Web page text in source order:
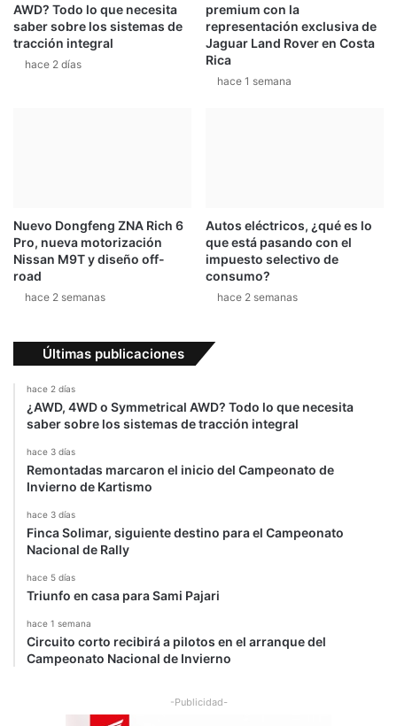
c
a
l
i
d
a
a
z
ú
t
a
r
o
c
o
n
l
o
AWD? Todo lo que necesita
saber sobre los sistemas de
tracción integral
hace 2 días
premium con la
representación exclusiva de
Jaguar Land Rover en Costa
Rica
hace 1 semana
Nuevo Dongfeng ZNA Rich 6
Pro, nueva motorización
Nissan M9T y diseño off-
road
hace 2 semanas
Autos eléctricos, ¿qué es lo
que está pasando con el
impuesto selectivo de
consumo?
hace 2 semanas
Últimas publicaciones
hace 2 días
¿AWD, 4WD o Symmetrical AWD? Todo lo que necesita
saber sobre los sistemas de tracción integral
hace 3 días
Remontadas marcaron el inicio del Campeonato de
Invierno de Kartismo
hace 3 días
Finca Solimar, siguiente destino para el Campeonato
Nacional de Rally
hace 5 días
Triunfo en casa para Sami Pajari
hace 1 semana
Circuito corto recibirá a pilotos en el arranque del
Campeonato Nacional de Invierno
-Publicidad-